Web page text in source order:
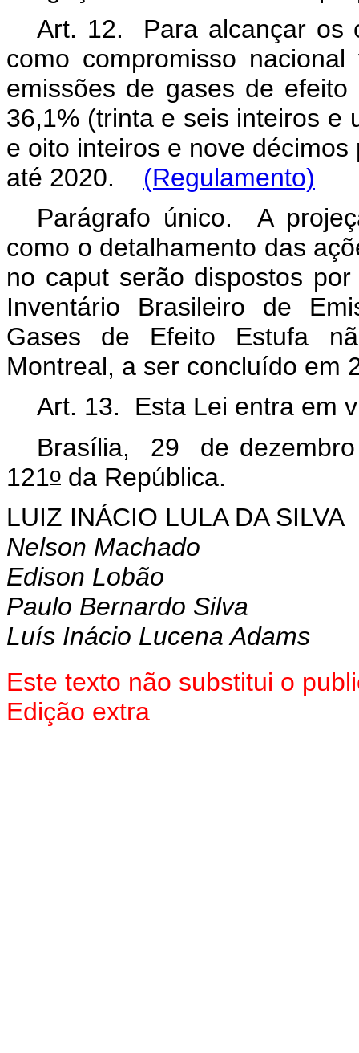
Art. 12. Para alcançar os
como compromisso
emissões de gases de
36,1% (trinta e seis inteiros e
e oito inteiros e nove
até 2020. (Regulamento)
Parágrafo único. A
como o detalhamento das
no caputserão dispostos por
Inventário Brasileiro de
Gases de Efeito Estufa
Montreal, a ser concluído em
Art. 13. Esta Lei entra em
Brasília, 29 de
121o da República.
LUIZ INÁCIO LULA DA SILVA
Nelson Machado
Edison Lobão
Paulo Bernardo Silva
Luís Inácio Lucena Adams
Este texto não substitui o
Edição extra